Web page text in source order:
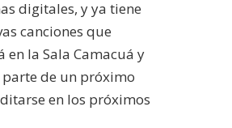
digitales, y ya tiene
canciones que
en la Sala Camacuá y
de un próximo
en los próximos